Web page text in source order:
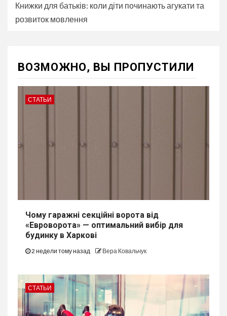
Книжки для батьків: коли діти починають агукати та
розвиток мовлення
ВОЗМОЖНО, ВЫ ПРОПУСТИЛИ
СТАТЬИ
Чому гаражні секційні ворота від
«Евроворота» — оптимальний вибір для
будинку в Харкові
2 недели тому назад Вера Ковальчук
СТАТЬИ